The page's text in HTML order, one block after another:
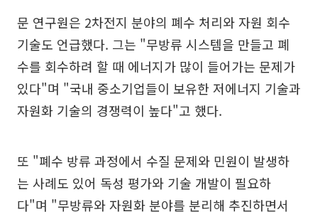
문 연구원은 2차전지 분야의 폐수 처리와 자원 회수
기술도 언급했다. 그는 "무방류 시스템을 만들고 폐
수를 회수하려 할 때 에너지가 많이 들어가는 문제가
있다"며 "국내 중소기업들이 보유한 저에너지 기술과
자원화 기술의 경쟁력이 높다"고 했다.
또 "폐수 방류 과정에서 수질 문제와 민원이 발생하
는 사례도 있어 독성 평가와 기술 개발이 필요하
다"며 "무방류와 자원화 분야를 분리해 추진하면서